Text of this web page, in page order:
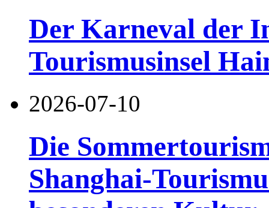
Der Karneval der
Tourismusinsel
2026-07-10
Die
Shanghai-